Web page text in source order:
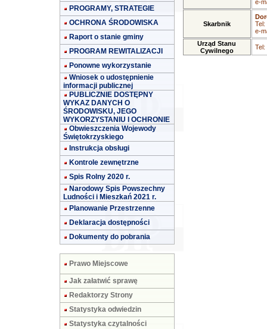
PROGRAMY, STRATEGIE
OCHRONA ŚRODOWISKA
Raport o stanie gminy
PROGRAM REWITALIZACJI
Ponowne wykorzystanie
Wniosek o udostępnienie
informacji publicznej
PUBLICZNIE DOSTĘPNY
WYKAZ DANYCH O
ŚRODOWISKU, JEGO
WYKORZYSTANIU I OCHRONIE
Obwieszczenia Wojewody
Świętokrzyskiego
Instrukcja obsługi
Kontrole zewnętrzne
Spis Rolny 2020 r.
Narodowy Spis Powszechny
Ludności i Mieszkań 2021 r.
Planowanie Przestrzenne
Deklaracja dostępności
Dokumenty do pobrania
Prawo Miejscowe
Jak załatwić sprawę
Redaktorzy Strony
Statystyka odwiedzin
Statystyka czytalności
e-
Skarbnik
Tel:
e-
Urząd Stanu
Cywilnego
Tel: